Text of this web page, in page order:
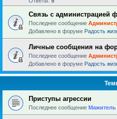
Связь с администрацией
Последнее сообщение
Добавлено в форуме Радость
Личные сообщения на
Последнее сообщение
Добавлено в форуме Радость
Приступы агрессии
Последнее сообщение Мажитель